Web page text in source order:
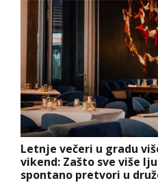
Letnje večeri u gradu
vikend: Zašto sve više
spontano pretvori u